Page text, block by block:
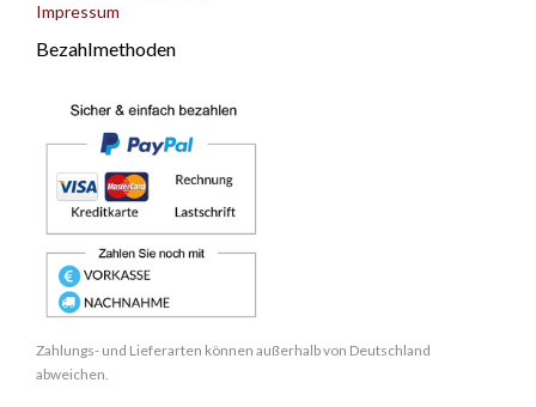
Impressum
Bezahlmethoden
Zahlungs- und Lieferarten können außerhalb von Deutschland
abweichen.